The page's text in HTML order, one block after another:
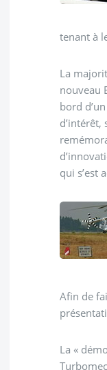
tenant à
La
nouveau
bord
Afin de
La «